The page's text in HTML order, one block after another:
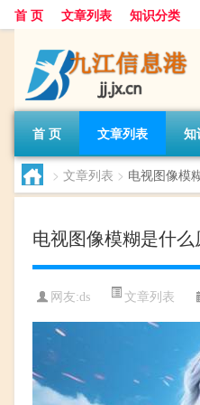
首 页 文章列表 知识分类
首 页 文章列表 知
> 文章列表 > 电视图像模
电视图像模糊是什
网友:ds 文章列表